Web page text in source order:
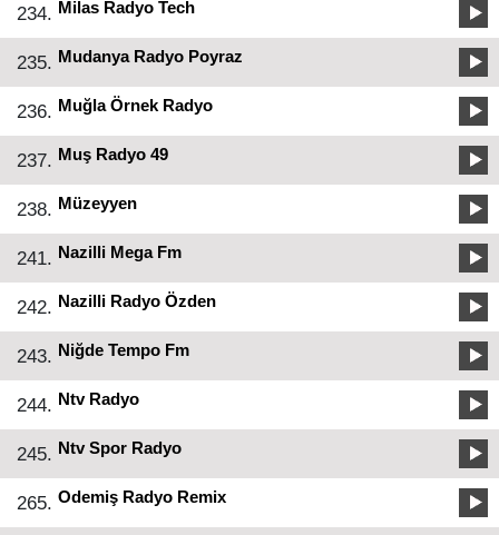
234. Milas Radyo Tech
235. Mudanya Radyo Poyraz
236. Muğla Örnek Radyo
237. Muş Radyo 49
238. Müzeyyen
241. Nazilli Mega Fm
242. Nazilli Radyo Özden
243. Niğde Tempo Fm
244. Ntv Radyo
245. Ntv Spor Radyo
265. Odemiş Radyo Remix